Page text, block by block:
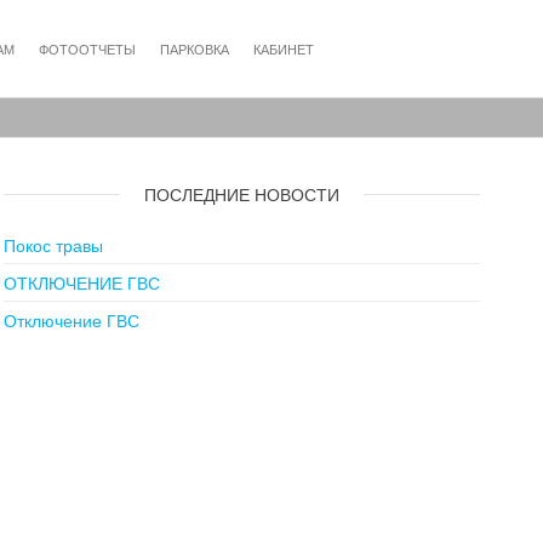
ФОТООТЧЕТЫ ПАРКОВКА КАБИНЕТ
ПОСЛЕДНИЕ НОВОСТИ
Покос травы
ОТКЛЮЧЕНИЕ ГВС
Отключение ГВС